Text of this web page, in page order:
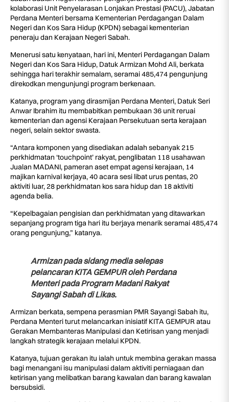
kolaborasi Unit Penyelarasan Lonjakan Prestasi (PACU), Jabatan
Perdana Menteri bersama Kementerian Perdagangan Dalam
Negeri dan Kos Sara Hidup (KPDN) sebagai kementerian
peneraju dan Kerajaan Negeri Sabah.
Menerusi satu kenyataan, hari ini, Menteri Perdagangan Dalam
Negeri dan Kos Sara Hidup, Datuk Armizan Mohd Ali, berkata
sehingga hari terakhir semalam, seramai 485,474 pengunjung
direkodkan mengunjungi program berkenaan.
Katanya, program yang dirasmijan Perdana Menteri, Datuk Seri
Anwar Ibrahim itu membabitkan pembukaan 36 unit reruai
kementerian dan agensi Kerajaan Persekutuan serta kerajaan
negeri, selain sektor swasta.
“Antara komponen yang disediakan adalah sebanyak 215
perkhidmatan ‘touchpoint’ rakyat, penglibatan 118 usahawan
Jualan MADANI, pameran aset empat agensi kerajaan, 14
majikan karnival kerjaya, 40 acara sesi libat urus pentas, 20
aktiviti luar, 28 perkhidmatan kos sara hidup dan 18 aktiviti
agenda belia.
“Kepelbagaian pengisian dan perkhidmatan yang ditawarkan
sepanjang program tiga hari itu berjaya menarik seramai 485,474
orang pengunjung,” katanya.
Armizan pada sidang media selepas
pelancaran KITA GEMPUR oleh Perdana
Menteri pada Program Madani Rakyat
Sayangi Sabah di Likas.
Armizan berkata, sempena perasmian PMR Sayangi Sabah itu,
Perdana Menteri turut melancarkan inisiatif KITA GEMPUR atau
Gerakan Membanteras Manipulasi dan Ketirisan yang menjadi
langkah strategik kerajaan melalui KPDN.
Katanya, tujuan gerakan itu ialah untuk membina gerakan massa
bagi menangani isu manipulasi dalam aktiviti perniagaan dan
ketirisan yang melibatkan barang kawalan dan barang kawalan
bersubsidi.